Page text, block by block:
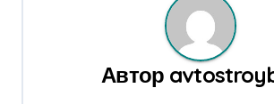
Автор